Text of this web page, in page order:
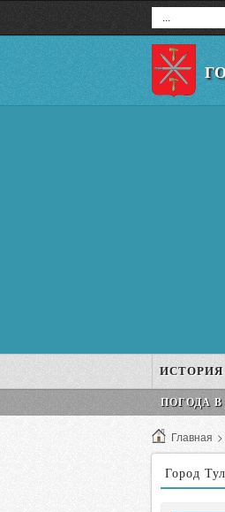
ИСТОРИЯ
ПОГОДА В
Главная >
Город